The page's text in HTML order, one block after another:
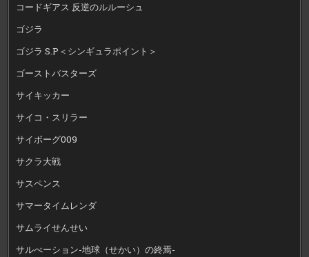
コードギアス 反逆のルルーシュ
ゴジラ
ゴジラ S.P＜シンギュラポイント＞
ゴーストバスターズ
サイキッカー
サイコ・スリラー
サイボーグ009
サクラ大戦
サスペンス
サマータイムレンダ
サムライせんせい
サルべーション-地球（せかい）の終焉-